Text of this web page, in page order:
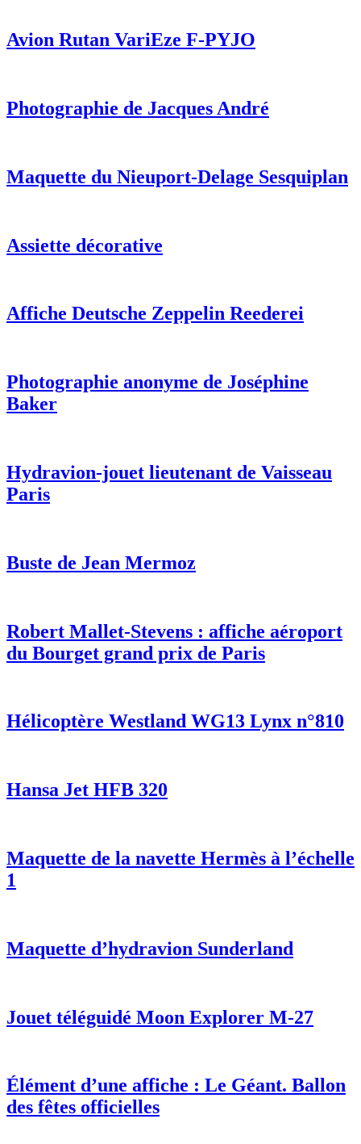
Avion Rutan VariEze F-PYJO
Photographie de Jacques André
Maquette du Nieuport-Delage Sesquiplan
Assiette décorative
Affiche Deutsche Zeppelin Reederei
Photographie anonyme de Joséphine
Baker
Hydravion-jouet lieutenant de Vaisseau
Paris
Buste de Jean Mermoz
Robert Mallet-Stevens : affiche aéroport
du Bourget grand prix de Paris
Hélicoptère Westland WG13 Lynx n°810
Hansa Jet HFB 320
Maquette de la navette Hermès à l’échelle
1
Maquette d’hydravion Sunderland
Jouet téléguidé Moon Explorer M-27
Élément d’une affiche : Le Géant. Ballon
des fêtes officielles